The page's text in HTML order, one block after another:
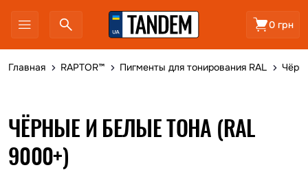
0 грн
Главная RAPTOR™ Пигменты для тонирования RAL
ЧЁРНЫЕ И БЕЛЫЕ ТОНА (RAL
9000+)